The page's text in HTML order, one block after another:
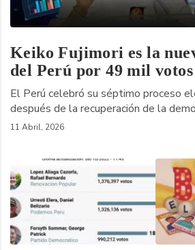
Keiko Fujimori es la
del Perú por 49 mil votos
El Perú celebró su séptimo proceso
después de la recuperación de la
11 Abril, 2026